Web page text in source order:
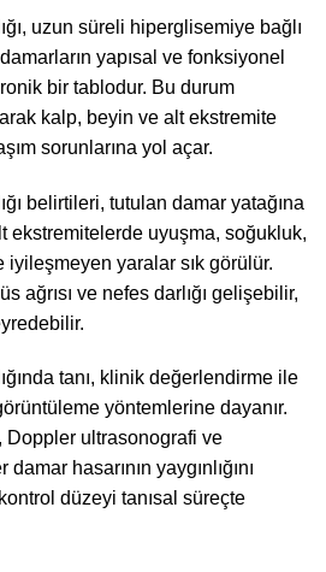
uzun süreli hiperglisemiye bağlı
yapısal ve fonksiyonel
bir tablodur. Bu durum
kalp, beyin ve alt ekstremite
sorunlarına yol açar.
belirtileri, tutulan damar yatağına
ekstremitelerde uyuşma, soğukluk,
iyileşmeyen yaralar sık görülür.
ağrısı ve nefes darlığı gelişebilir,
tanı, klinik değerlendirme ile
yöntemlerine dayanır.
ultrasonografi ve
hasarının yaygınlığını
düzeyi tanısal süreçte